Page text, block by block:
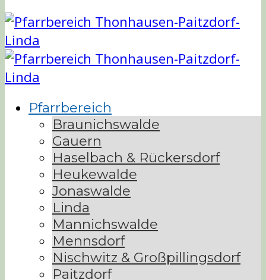
Pfarrbereich
Braunichswalde
Gauern
Haselbach & Rückersdorf
Heukewalde
Jonaswalde
Linda
Mannichswalde
Mennsdorf
Nischwitz & Großpillingsdorf
Paitzdorf